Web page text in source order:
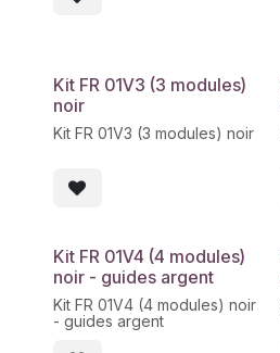
Kit FR 01V3 (3 modules)
noir
Kit FR 01V3 (3 modules) noir
Kit FR 01V4 (4 modules)
noir - guides argent
Kit FR 01V4 (4 modules) noir
- guides argent